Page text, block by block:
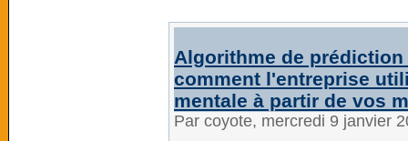
Algorithme de
comment l'entreprise
mentale à partir de vos
Par coyote, mercredi 9 janvier